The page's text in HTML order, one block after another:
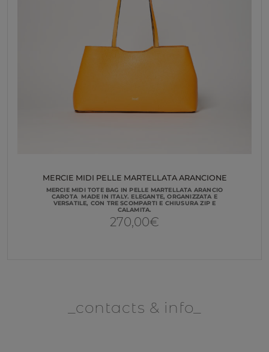
MERCIE MIDI PELLE MARTELLATA ARANCIONE
MERCIE MIDI TOTE BAG IN PELLE MARTELLATA ARANCIO
CAROTA MADE IN ITALY. ELEGANTE, ORGANIZZATA E
VERSATILE, CON TRE SCOMPARTI E CHIUSURA ZIP E
CALAMITA.
270,00€
contacts & info